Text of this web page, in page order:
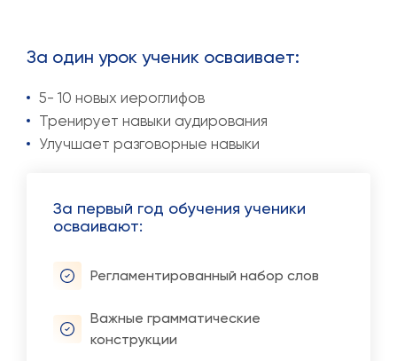
За один урок ученик осваивает:
5- 10 новых иероглифов
Тренирует навыки аудирования
Улучшает разговорные навыки
За первый год обучения ученики
осваивают:
Регламентированный набор слов
Важные грамматические
конструкции